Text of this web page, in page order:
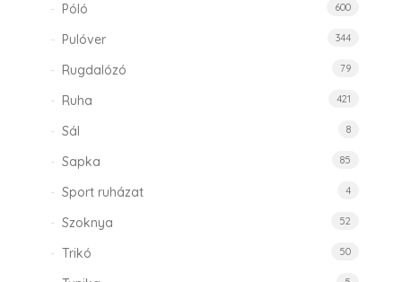
Póló 600
Pulóver 344
Rugdalózó 79
Ruha 421
Sál 8
Sapka 85
Sport ruházat 4
Szoknya 52
Trikó 50